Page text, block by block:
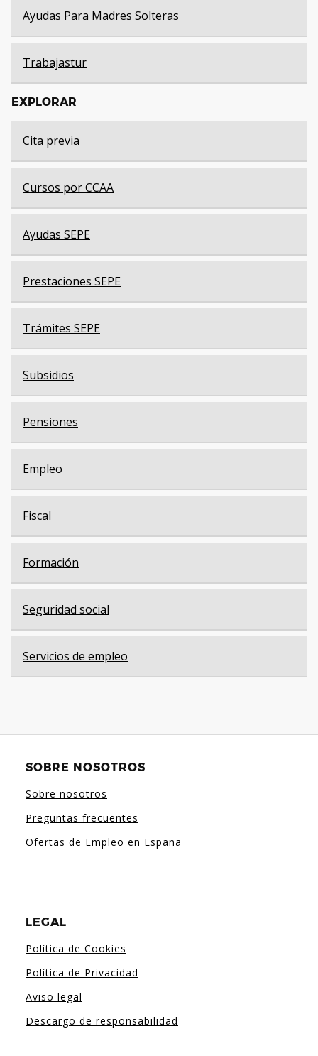
Ayudas Para Madres Solteras
Trabajastur
EXPLORAR
Cita previa
Cursos por CCAA
Ayudas SEPE
Prestaciones SEPE
Trámites SEPE
Subsidios
Pensiones
Empleo
Fiscal
Formación
Seguridad social
Servicios de empleo
SOBRE NOSOTROS
Sobre nosotros
Preguntas frecuentes
Ofertas de Empleo en España
LEGAL
Política de Cookies
Política de Privacidad
Aviso legal
Descargo de responsabilidad